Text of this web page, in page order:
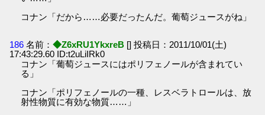
コナン「だから……必要だったんだ。葡萄ジュースがね」
186 名前：◆Z6xRU1YkxreB [] 投稿日：2011/10/01(土)
17:43:29.60 ID:t2uLiIRk0
コナン「葡萄ジュースにはポリフェノールが含まれてい
る」
コナン「ポリフェノールの一種、レスベラトロールは、放
射性物質に有効な物質……」